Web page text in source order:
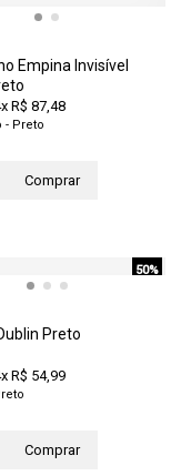
Empina Invisível
R$ 87,48
- Preto
Comprar
50%
Preto
R$ 54,99
Comprar